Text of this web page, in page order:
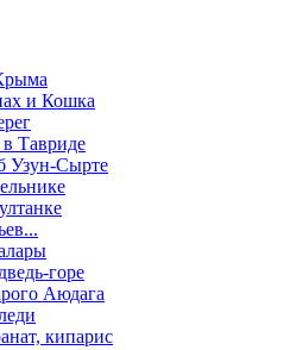
и Кошка
Тавриде
Узун-Сырте
горе
Аюдага
кипарис